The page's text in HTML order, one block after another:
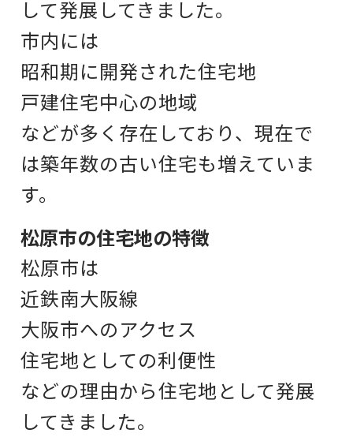
して発展してきました。
市内には
昭和期に開発された住宅地
戸建住宅中心の地域
などが多く存在しており、 現在で
は築年数の古い住宅も増えていま
す。
松原市の住宅地の特徴
松原市は
近鉄南大阪線
大阪市へのアクセス
住宅地としての利便性
などの理由から住宅地として発展
してきました。